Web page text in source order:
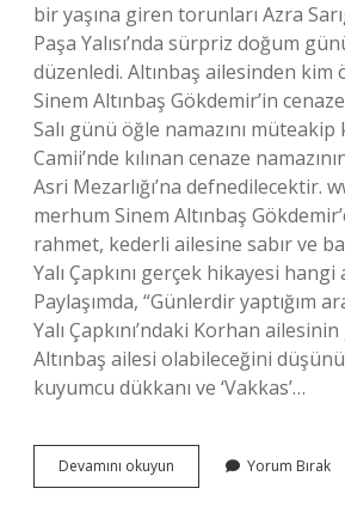
bir yaşına giren torunları Azra
Paşa Yalısı’nda sürpriz doğum
düzenledi. Altınbaş ailesinden kim
Sinem Altınbaş Gökdemir’in
Salı günü öğle namazını müteakip
Camii’nde kılınan cenaze
Asri Mezarlığı’na defnedilecektir.
merhum Sinem Altınbaş
rahmet, kederli ailesine sabır ve
Yalı Çapkını gerçek hikayesi hangi
Paylaşımda, “Günlerdir yaptığım
Yalı Çapkını’ndaki Korhan
Altınbaş ailesi olabileceğini
kuyumcu dükkanı ve ‘Vakkas’…
Devamını okuyun Altınbaş
Ailesi
Yorum Bırak